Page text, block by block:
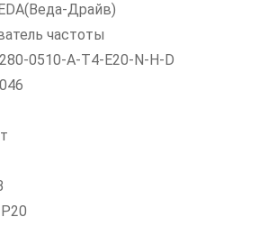
Драйв)
частоты
0510-A-T4-E20-N-H-D